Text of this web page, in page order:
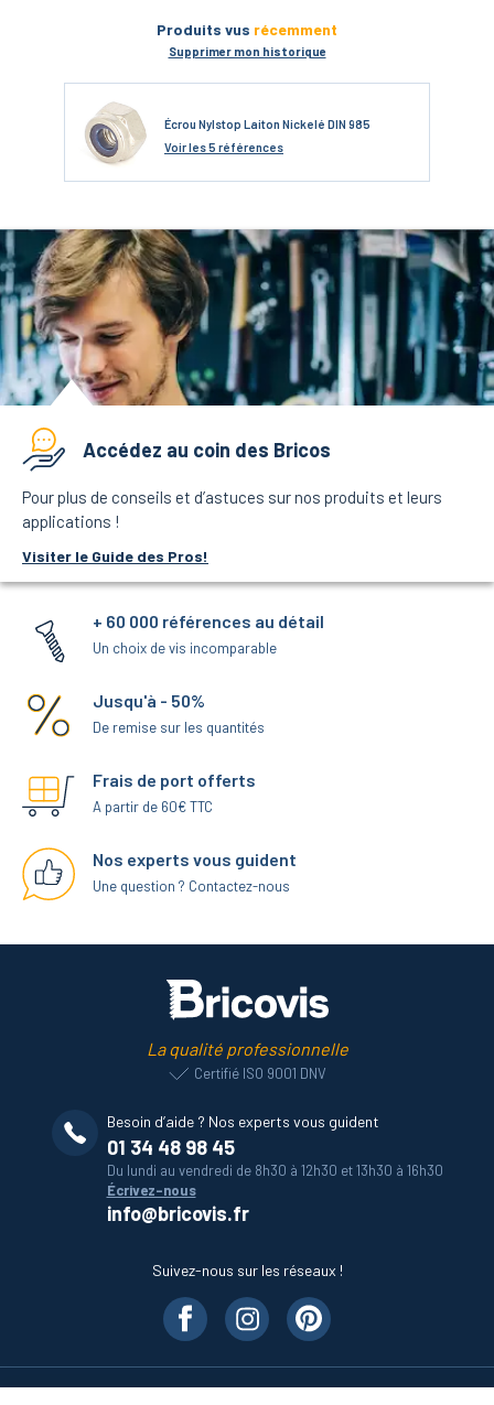
Produits vus récemment
Supprimer mon historique
Écrou Nylstop Laiton Nickelé DIN 985
Voirles 5 références
Accédez au coin des Bricos
Pour plus de conseils et d’astuces sur nos produits et leurs
applications !
Visiter le Guide des Pros!
+ 60 000 références au détail
Un choix de vis incomparable
Jusqu'à - 50%
De remise sur les quantités
Frais de port offerts
A partir de 60€ TTC
Nos experts vous guident
Une question ? Contactez-nous
La qualité professionnelle
Certifié ISO 9001 DNV
Besoin d’aide ? Nos experts vous guident
01 34 48 98 45
Du lundi au vendredi de 8h30 à 12h30 et 13h30 à 16h30
Écrivez-nous
info@bricovis.fr
Suivez-nous sur les réseaux !